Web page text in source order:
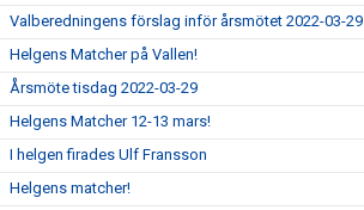
Valberedningens förslag inför årsmötet 2022-03-29
Helgens Matcher på Vallen!
Årsmöte tisdag 2022-03-29
Helgens Matcher 12-13 mars!
I helgen firades Ulf Fransson
Helgens matcher!